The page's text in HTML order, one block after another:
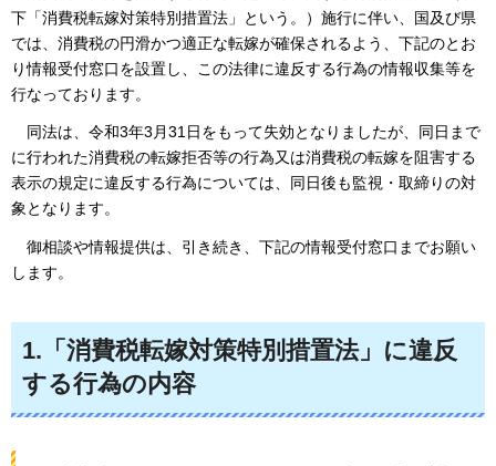
下「消費税転嫁対策特別措置法」という。）施行に伴い、国及び県
では、消費税の円滑かつ適正な転嫁が確保されるよう、下記のとお
り情報受付窓口を設置し、この法律に違反する行為の情報収集等を
行なっております。
同法は、令和3年3月31日をもって失効となりましたが、同日まで
に行われた消費税の転嫁拒否等の行為又は消費税の転嫁を阻害する
表示の規定に違反する行為については、同日後も監視・取締りの対
象となります。
御相談や情報提供は、引き続き、下記の情報受付窓口までお願い
します。
1.「消費税転嫁対策特別措置法」に違反
する行為の内容